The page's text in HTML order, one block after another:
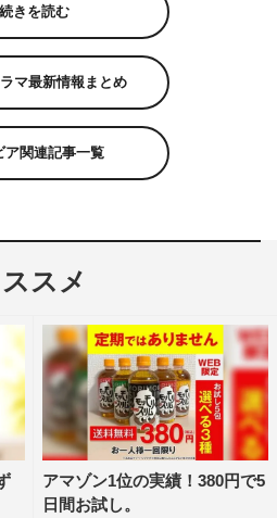
続きを読む
マ最新情報まとめ
ア関連記事一覧
スメ
アマゾン1位の実績！380円で5
日間お試し。